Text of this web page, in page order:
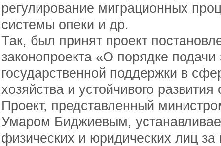
регулирование миграционных
системы опеки и др.
Так, был принят проект
законопроекта «О порядке подачи
государственной поддержки в
хозяйства и устойчивого
Проект, представленный
Умаром Биджиевым,
физических и юридических лиц